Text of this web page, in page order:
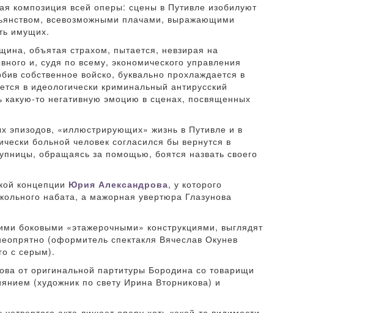
композиция всей оперы: сцены в Путивле изобилуют
всевозможными плачами, выражающими
имущих.
объятая страхом, пытается, невзирая на
и, судя по всему, экономического управления
собственное войско, буквально прохлаждается в
в идеологически криминальный антирусский
то негативную эмоцию в сценах, посвященных
эпизодов, «иллюстрирующих» жизнь в Путивле и в
больной человек согласился бы вернутся в
обращаясь за помощью, боятся назвать своего
концепции Юрия Александрова, у которого
набата, а мажорная увертюра Глазунова
боковыми «этажерочными» конструкциями, выглядят
(оформитель спектакля Вячеслав Окунев
с серым).
от оригинальной партитуры Бородина со товарищи
(художник по свету Ирина Вторникова) и